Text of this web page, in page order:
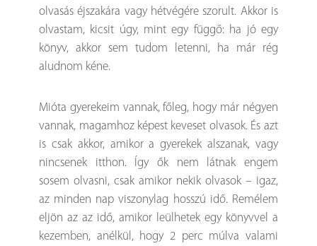
olvasás éjszakára vagy hétvégére szorult. Akkor is
olvastam, kicsit úgy, mint egy függő: ha jó egy
könyv, akkor sem tudom letenni, ha már rég
aludnom kéne.
Mióta gyerekeim vannak, főleg, hogy már négyen
vannak, magamhoz képest keveset olvasok. És azt
is csak akkor, amikor a gyerekek alszanak, vagy
nincsenek itthon. Így ők nem látnak engem
sosem olvasni, csak amikor nekik olvasok – igaz,
az minden nap viszonylag hosszú idő. Remélem
eljön az az idő, amikor leülhetek egy könyvvel a
kezemben, anélkül, hogy 2 perc múlva valami